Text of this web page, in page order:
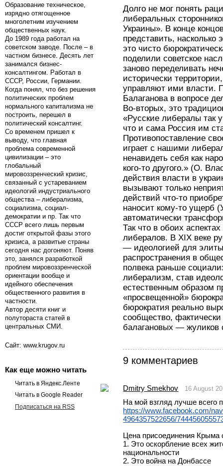
Образование техническое,
изрядно отягощенное
многолетним изучением
общественных наук.
До 1989 года работал на
советском заводе. После – в
частном бизнесе. Десять лет
занимался бизнес-
консалтингом. Работал в
СССР, России, Германии.
Когда понял, что без решения
политических проблем
нормального капитализма не
построить, перешел в
политический консалтинг.
Со временем пришел к
выводу, что главная
проблема современной
цивилизации – это
глобальный
мировоззренческий кризис,
связанный с устареванием
идеологий индустриального
общества – либерализма,
социализма, социал-
демократии и пр. Так что
СССР всего лишь первым
достиг открытой фазы этого
кризиса, а развитые страны
сегодня нас догоняют. Поняв
это, занялся разработкой
проблем мировоззренческой
ориентации вообще и
идейного обеспечения
общественного развития в
частности.
Автор десяти книг и
полутораста статей в
центральных СМИ.
Сайт: www.krugov.ru
Как еще можно читать
Читать в Яндекс.Ленте
Читать в Google Reader
Подписаться на RSS
Долго не мог понять
либеральных
Украины». В конце
представить,
это чисто
поделили советское
заново переделивать
исторически
управляют ими власти.
Балаганова в вопросе
Во-вторых, это
«Русские либералы так
что и сама Россия им
Противопоставление
играет с нашими
ненавидеть себя как
кого-то другого.» (О.
действия власти в
вызывают только
действий что-то
наносит кому-то ущерб
автоматически
Так что в обоих
либералов. В XIX веке
— идеологией для
распространения в
полвека раньше
либерализм, став
естественным образом
«просвещенной»
бюрократия реально
сообщество,
балагановых — жуликов
9 комментариев
Dmitry Smekhov 16 August
На мой взгляд лучше всего
https://www.facebook.com/
4964357522656/
Цена присоединения
1. Это оскорбление всех
национальности
2. Это война на Донбассе